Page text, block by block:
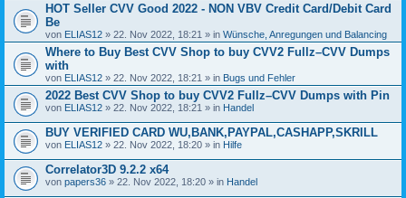
HOT Seller CVV Good 2022 - NON VBV Credit Card/Debit Card
Be
von ELIAS12 » 22. Nov 2022, 18:21 » in Wünsche, Anregungen und Balancing
Where to Buy Best CVV Shop to buy CVV2 Fullz–CVV Dumps
with
von ELIAS12 » 22. Nov 2022, 18:21 » in Bugs und Fehler
2022 Best CVV Shop to buy CVV2 Fullz–CVV Dumps with Pin
von ELIAS12 » 22. Nov 2022, 18:21 » in Handel
BUY VERIFIED CARD WU,BANK,PAYPAL,CASHAPP,SKRILL
von ELIAS12 » 22. Nov 2022, 18:20 » in Hilfe
Correlator3D 9.2.2 x64
von papers36 » 22. Nov 2022, 18:20 » in Handel